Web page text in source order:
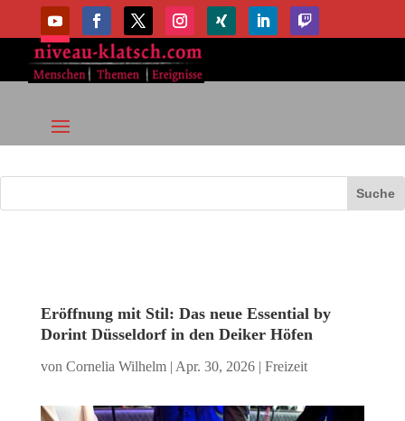
Eröffnung mit Stil: Das neue Essential by
Dorint Düsseldorf in den Deiker Höfen
von Cornelia Wilhelm| Apr. 30, 2026| Freizeit